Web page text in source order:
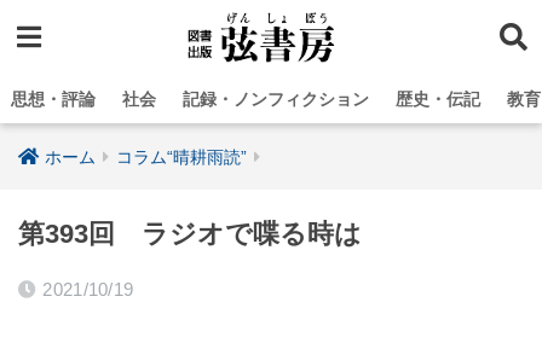
思想・評論 社会 記録・ノンフィクション 歴史・伝記 教
ホーム コラム“晴耕雨読”
第393回 ラジオで喋る時は
2021/10/19